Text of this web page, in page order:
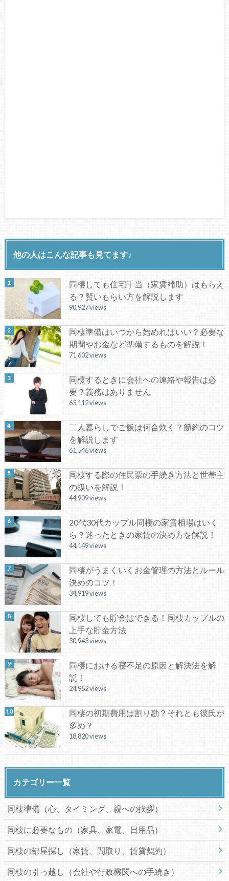
他の人はこんな記事も見てます♪
同棲しても住宅手当（家賃補助）はもらえ
る？賢いもらい方を解説します
90,927 views
同棲準備はいつから始めればいい？必要な
期間やお金など準備するものを解説！
71,602 views
同棲するときに会社への連絡や報告は必
要？義務はありません
65,112 views
二人暮らしでご飯は何合炊く？節約のコツ
を解説します
61,546 views
同棲する際の住民票の手続き方法と世帯主
の扱いを解説！
44,909 views
20代30代カップル同棲の家賃相場はいく
ら？迷ったときの家賃の決め方を解説！
44,149 views
同棲がうまくいくお金管理の方法とルール
決めのコツ！
34,919 views
同棲しても貯金はできる！同棲カップルの
上手な貯金方法
30,943 views
同棲における寝不足の原因と解決法を解
説！
24,952 views
同棲の初期費用は割り勘？それとも彼氏が
多め？
18,820 views
カテゴリー一覧
同棲準備（心、タイミング、親への挨拶）
同棲に必要なもの（家具、家電、日用品）
同棲の部屋探し（家賃、間取り、賃貸契約）
同棲の引っ越し（会社や行政機関への手続き）